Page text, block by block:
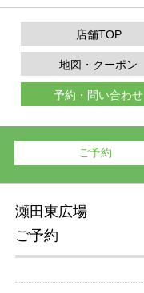
店舗TOP
地図・クーポン
予約・問い合わせ
ご予約
瀬田東広場
ご予約